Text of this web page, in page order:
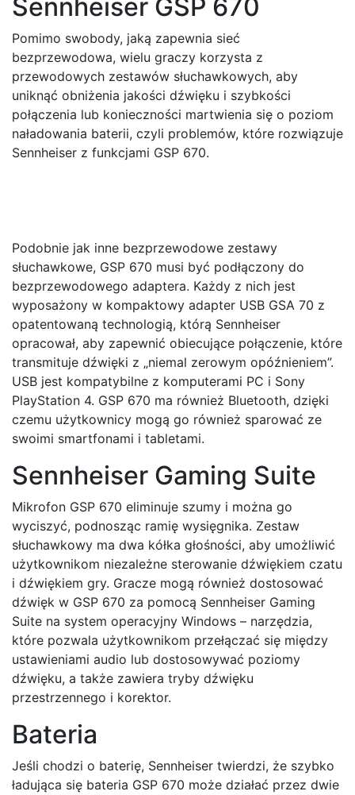
Sennheiser GSP 670
Pomimo swobody, jaką zapewnia sieć
bezprzewodowa, wielu graczy korzysta z
przewodowych zestawów słuchawkowych, aby
uniknąć obniżenia jakości dźwięku i szybkości
połączenia lub konieczności martwienia się o poziom
naładowania baterii, czyli problemów, które rozwiązuje
Sennheiser z funkcjami GSP 670.
Podobnie jak inne bezprzewodowe zestawy
słuchawkowe, GSP 670 musi być podłączony do
bezprzewodowego adaptera. Każdy z nich jest
wyposażony w kompaktowy adapter USB GSA 70 z
opatentowaną technologią, którą Sennheiser
opracował, aby zapewnić obiecujące połączenie, które
transmituje dźwięki z „niemal zerowym opóźnieniem”.
USB jest kompatybilne z komputerami PC i Sony
PlayStation 4. GSP 670 ma również Bluetooth, dzięki
czemu użytkownicy mogą go również sparować ze
swoimi smartfonami i tabletami.
Sennheiser Gaming Suite
Mikrofon GSP 670 eliminuje szumy i można go
wyciszyć, podnosząc ramię wysięgnika. Zestaw
słuchawkowy ma dwa kółka głośności, aby umożliwić
użytkownikom niezależne sterowanie dźwiękiem czatu
i dźwiękiem gry. Gracze mogą również dostosować
dźwięk w GSP 670 za pomocą Sennheiser Gaming
Suite na system operacyjny Windows – narzędzia,
które pozwala użytkownikom przełączać się między
ustawieniami audio lub dostosowywać poziomy
dźwięku, a także zawiera tryby dźwięku
przestrzennego i korektor.
Bateria
Jeśli chodzi o baterię, Sennheiser twierdzi, że szybko
ładująca się bateria GSP 670 może działać przez dwie